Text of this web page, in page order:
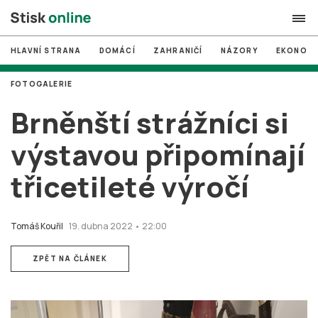
search
# MUNI
# Brno
# volby
login PŘIHLÁSIT SE
HLAVNÍ STRANA DOMÁCÍ ZAHRANIČÍ NÁZORY
Brněnští strážníci si
výstavou připomínají
třicetileté výročí
Tomáš Kouřil 19. dubna 2022 • 22:00
FOTOGALERIE
ZPĚT NA ČLÁNEK